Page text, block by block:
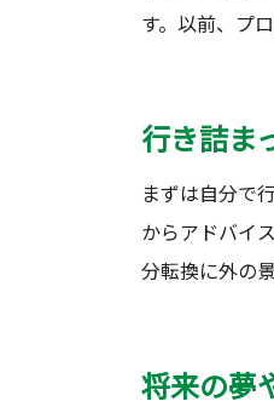
す。以前、プ
行き詰ま
まずは自分で
からアドバイ
分転換に外の
将来の夢